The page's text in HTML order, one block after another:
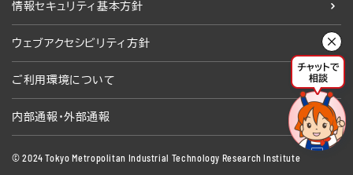
情報セキュリティ基本方針
ウェブアクセシビリティ方針
ご利用環境について
内部通報・外部通報
© 2024 Tokyo Metropolitan Industrial Technology Research Institute